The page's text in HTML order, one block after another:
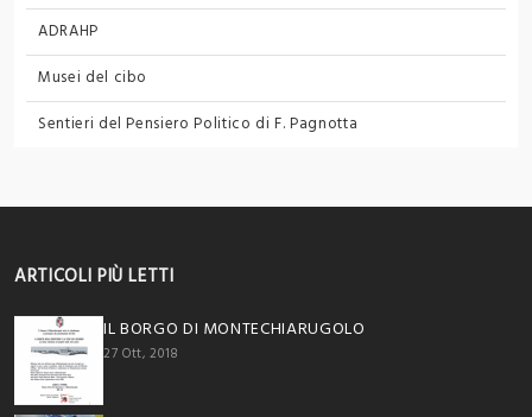
ADRAHP
Musei del cibo
Sentieri del Pensiero Politico di F. Pagnotta
ARTICOLI PIÙ LETTI
IL BORGO DI MONTECHIARUGOLO
27 Ott, 2018